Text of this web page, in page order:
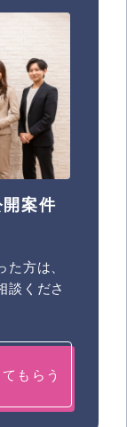
案件
方は、
談くださ
もらう